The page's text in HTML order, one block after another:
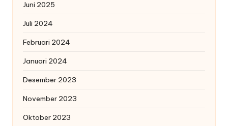
Juni 2025
Juli 2024
Februari 2024
Januari 2024
Desember 2023
November 2023
Oktober 2023